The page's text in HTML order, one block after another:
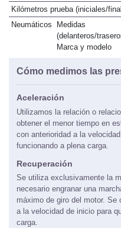
Kilómetros prueba (iniciales/
Neumáticos
Medidas
(delanteros/
Marca y modelo
Cómo medimos las
Aceleración
Utilizamos la relación o
obtener el menor tiempo en
con anterioridad a la
funcionando a plena carga.
Recuperación
Se utiliza exclusivamente la
necesario engranar una
máximo de giro del motor. Se
a la velocidad de inicio para
carga.